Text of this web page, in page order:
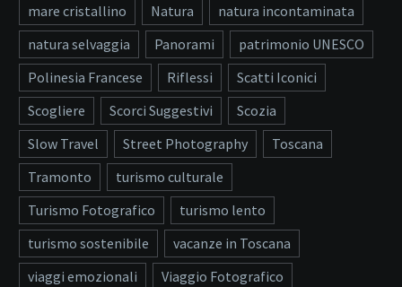
mare cristallino
Natura
natura incontaminata
natura selvaggia
Panorami
patrimonio UNESCO
Polinesia Francese
Riflessi
Scatti Iconici
Scogliere
Scorci Suggestivi
Scozia
Slow Travel
Street Photography
Toscana
Tramonto
turismo culturale
Turismo Fotografico
turismo lento
turismo sostenibile
vacanze in Toscana
viaggi emozionali
Viaggio Fotografico